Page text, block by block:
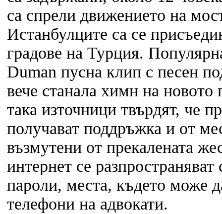
са спрели движението на
Истанбулците са се
градове на Турция.
Duman пусна клип с песен
вече станала химн на
така източници твърдят, че
получават поддръжка и от
възмутени от прекалената
интернет се
пароли, места, където може
телефони на адвокати.